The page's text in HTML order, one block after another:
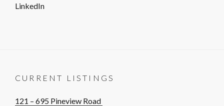
LinkedIn
CURRENT LISTINGS
121 – 695 Pineview Road